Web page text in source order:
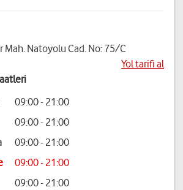
Mah. Natoyolu Cad. No: 75/C
Yol tarifi al
09:00 - 21:00
09:00 - 21:00
09:00 - 21:00
09:00 - 21:00
09:00 - 21:00